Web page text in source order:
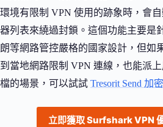
環境有限制 VPN 使用的跡象時，會
器列表來繞過封鎖。這個功能主要是
朗等網路管控嚴格的國家設計，但如
到當地網路限制 VPN 連線，也能派
檔的場景，可以試試 Tresorit Send 加
立即獲取 Surfshark VPN